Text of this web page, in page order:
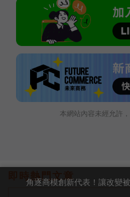
本網站內容未經允許，
即時熱門文章
角逐商模創新代表！讓改變